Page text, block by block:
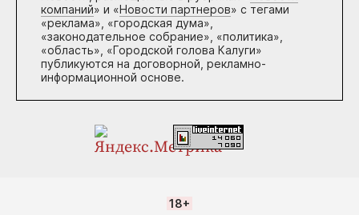
компаний» и «Новости партнеров» с тегами
«реклама», «городская дума»,
«законодательное собрание», «политика»,
«область», «Городской голова Калуги»
публикуются на договорной, рекламно-
информационной основе.
18+